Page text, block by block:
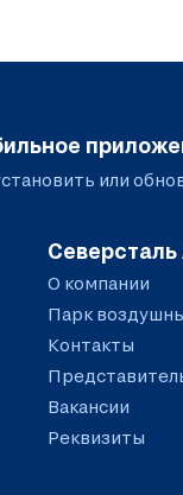
или
Северсталь
О компании
Парк
Контакты
Вакансии
Реквизиты